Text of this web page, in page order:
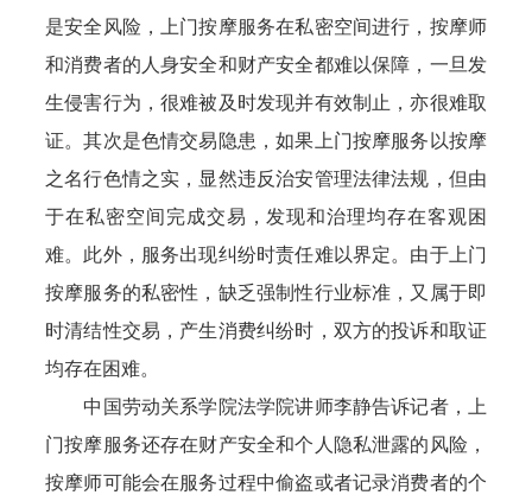
是安全风险，上门按摩服务在私密空间进行，按摩师
和消费者的人身安全和财产安全都难以保障，一旦发
生侵害行为，很难被及时发现并有效制止，亦很难取
证。其次是色情交易隐患，如果上门按摩服务以按摩
之名行色情之实，显然违反治安管理法律法规，但由
于在私密空间完成交易，发现和治理均存在客观困
难。此外，服务出现纠纷时责任难以界定。由于上门
按摩服务的私密性，缺乏强制性行业标准，又属于即
时清结性交易，产生消费纠纷时，双方的投诉和取证
均存在困难。
中国劳动关系学院法学院讲师李静告诉记者，上
门按摩服务还存在财产安全和个人隐私泄露的风险，
按摩师可能会在服务过程中偷盗或者记录消费者的个